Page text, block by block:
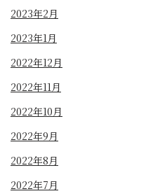
2023年2月
2023年1月
2022年12月
2022年11月
2022年10月
2022年9月
2022年8月
2022年7月